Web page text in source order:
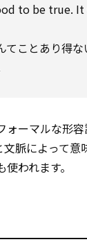
to be true. It
てことあり得
ーマルな形容
脈によって意
われます。